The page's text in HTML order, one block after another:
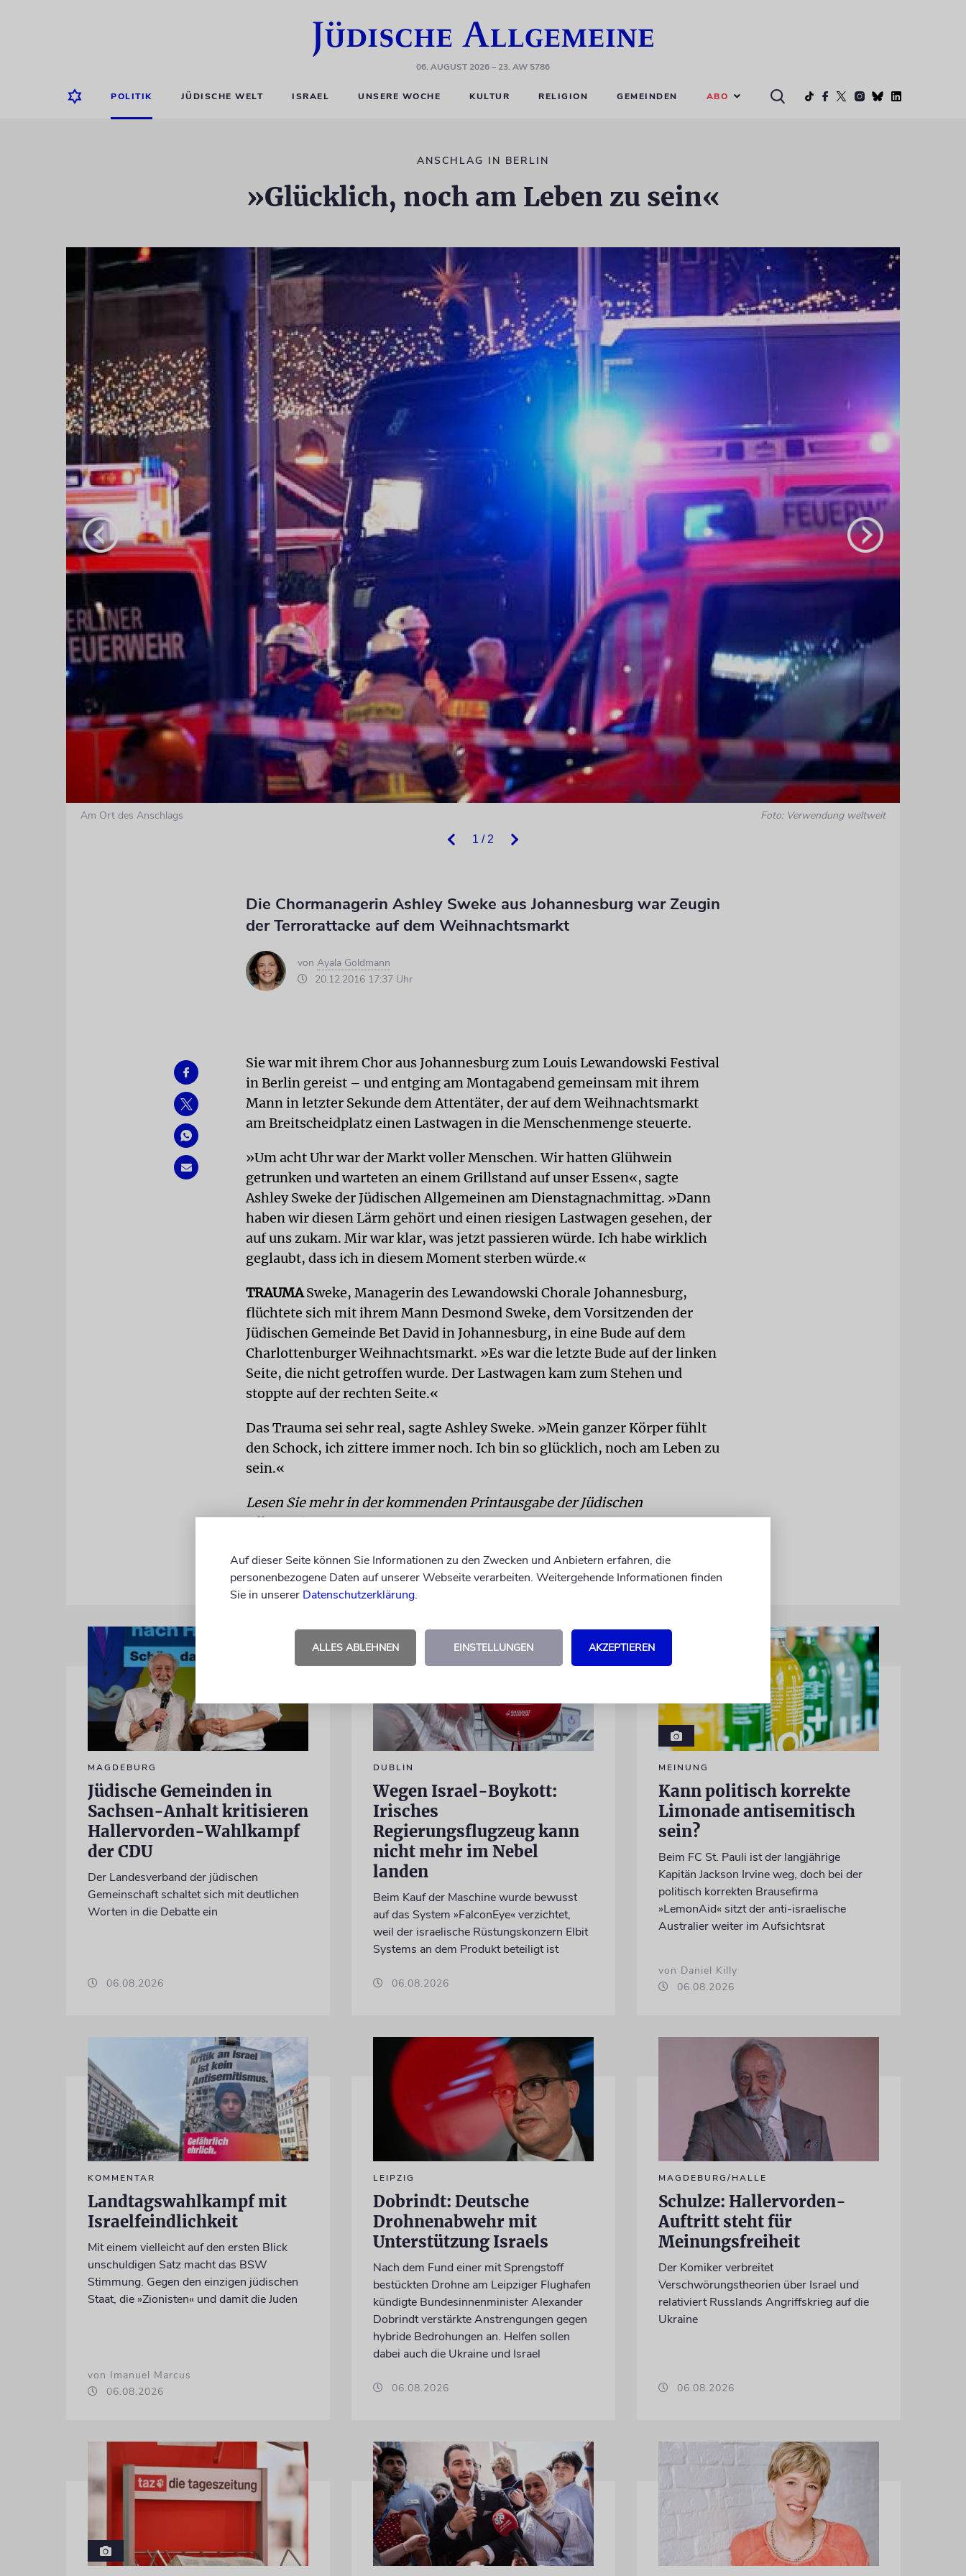
06. AUGUST 2026– 23. AW 5786
POLITIK JÜDISCHE WELT ISRAEL UNSERE WOCHE KULTUR RELIGION GEMEINDEN ABO
ANSCHLAG IN BERLIN
»Glücklich, noch am Leben zu sein«
1 / 2
Am Ort des Anschlags Foto: Verwendung weltweit
Die Chormanagerin Ashley Sweke aus Johannesburg war Zeugin
der Terrorattacke auf dem Weihnachtsmarkt
von Ayala Goldmann
20.12.2016 17:37 Uhr
Sie war mit ihrem Chor aus Johannesburg zum Louis Lewandowski Festival
in Berlin gereist – und entging am Montagabend gemeinsam mit ihrem
Mann in letzter Sekunde dem Attentäter, der auf dem Weihnachtsmarkt
am Breitscheidplatz einen Lastwagen in die Menschenmenge steuerte.
»Um acht Uhr war der Markt voller Menschen. Wir hatten Glühwein
getrunken und warteten an einem Grillstand auf unser Essen«, sagte
Ashley Sweke der Jüdischen Allgemeinen am Dienstagnachmittag. »Dann
haben wir diesen Lärm gehört und einen riesigen Lastwagen gesehen, der
auf uns zukam. Mir war klar, was jetzt passieren würde. Ich habe wirklich
geglaubt, dass ich in diesem Moment sterben würde.«
TRAUMASweke, Managerin des Lewandowski Chorale Johannesburg,
flüchtete sich mit ihrem Mann Desmond Sweke, dem Vorsitzenden der
Jüdischen Gemeinde Bet David in Johannesburg, in eine Bude auf dem
Charlottenburger Weihnachtsmarkt. »Es war die letzte Bude auf der linken
Seite, die nicht getroffen wurde. Der Lastwagen kam zum Stehen und
stoppte auf der rechten Seite.«
Das Trauma sei sehr real, sagte Ashley Sweke. »Mein ganzer Körper fühlt
den Schock, ich zittere immer noch. Ich bin so glücklich, noch am Leben zu
sein.«
Lesen Sie mehr in der kommenden Printausgabe der Jüdischen
Allgemeinen.
MAGDEBURG
Jüdische Gemeinden in
Sachsen-Anhalt kritisieren
Hallervorden-Wahlkampf
der CDU
Der Landesverband der jüdischen
Gemeinschaft schaltet sich mit deutlichen
Worten in die Debatte ein
06.08.2026
DUBLIN
Wegen Israel-Boykott:
Irisches
Regierungsflugzeug kann
nicht mehr im Nebel
landen
Beim Kauf der Maschine wurde bewusst
auf das System »FalconEye« verzichtet,
weil der israelische Rüstungskonzern Elbit
Systems an dem Produkt beteiligt ist
06.08.2026
MEINUNG
Kann politisch korrekte
Limonade antisemitisch
sein?
Beim FC St. Pauli ist der langjährige
Kapitän Jackson Irvine weg, doch bei der
politisch korrekten Brausefirma
»LemonAid« sitzt der anti-israelische
Australier weiter im Aufsichtsrat
von Daniel Killy
06.08.2026
KOMMENTAR
Landtagswahlkampf mit
Israelfeindlichkeit
Mit einem vielleicht auf den ersten Blick
unschuldigen Satz macht das BSW
Stimmung. Gegen den einzigen jüdischen
Staat, die »Zionisten« und damit die Juden
von Imanuel Marcus
06.08.2026
LEIPZIG
Dobrindt: Deutsche
Drohnenabwehr mit
Unterstützung Israels
Nach dem Fund einer mit Sprengstoff
bestückten Drohne am Leipziger Flughafen
kündigte Bundesinnenminister Alexander
Dobrindt verstärkte Anstrengungen gegen
hybride Bedrohungen an. Helfen sollen
dabei auch die Ukraine und Israel
06.08.2026
MAGDEBURG/HALLE
Schulze: Hallervorden-
Auftritt steht für
Meinungsfreiheit
Der Komiker verbreitet
Verschwörungstheorien über Israel und
relativiert Russlands Angriffskrieg auf die
Ukraine
06.08.2026
Auf dieser Seite können Sie Informationen zu den Zwecken und Anbietern erfahren, die
personenbezogene Daten auf unserer Webseite verarbeiten. Weitergehende Informationen finden
Sie in unserer Datenschutzerklärung.
ALLES ABLEHNEN EINSTELLUNGEN AKZEPTIEREN